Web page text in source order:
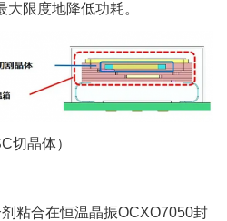
限度地降低功耗。
切晶体）
粘合在恒温晶振OCXO7050封